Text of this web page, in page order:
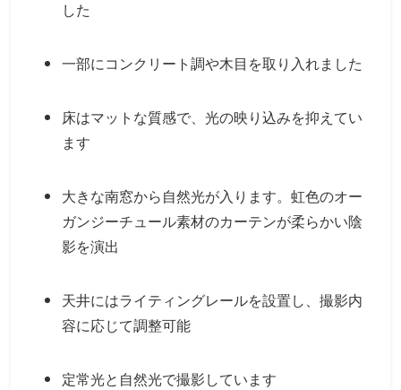
した
一部にコンクリート調や木目を取り入れました
床はマットな質感で、光の映り込みを抑えてい
ます
大きな南窓から自然光が入ります。虹色のオー
ガンジーチュール素材のカーテンが柔らかい陰
影を演出
天井にはライティングレールを設置し、撮影内
容に応じて調整可能
定常光と自然光で撮影しています